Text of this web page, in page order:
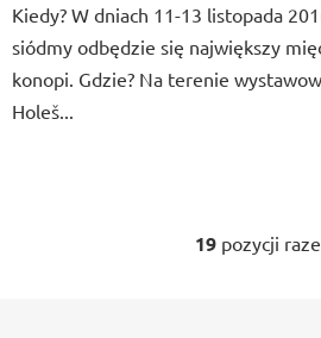
Kiedy? W dniach 11-13 listopada
siódmy odbędzie się największy
konopi. Gdzie? Na terenie
Holeš...
K
19 pozycji